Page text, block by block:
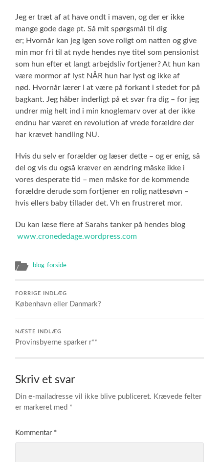
Jeg er træt af at have ondt i maven, og der er ikke
mange gode dage pt. Så mit spørgsmål til dig
er; Hvornår kan jeg igen sove roligt om natten og give
min mor fri til at nyde hendes nye titel som pensionist
som hun efter et langt arbejdsliv fortjener? At hun kan
være mormor af lyst NÅR hun har lyst og ikke af
nød. Hvornår lærer I at være på forkant i stedet for på
bagkant. Jeg håber inderligt på et svar fra dig – for jeg
undrer mig helt ind i min knoglemarv over at der ikke
endnu har været en revolution af vrede forældre der
har krævet handling NU.
Hvis du selv er forælder og læser dette – og er enig, så
del og vis du også kræver en ændring måske ikke i
vores desperate tid – men måske for de kommende
forældre derude som fortjener en rolig nattesøvn –
hvis ellers baby tillader det. Vh en frustreret mor.
Du kan læse flere af Sarahs tanker på hendes blog
www.cronededage.wordpress.com
blog-forside
FORRIGE INDLÆG
København eller Danmark?
NÆSTE INDLÆG
Provinsbyerne sparker r**
Skriv et svar
Din e-mailadresse vil ikke blive publiceret. Krævede felter
er markeret med *
Kommentar *